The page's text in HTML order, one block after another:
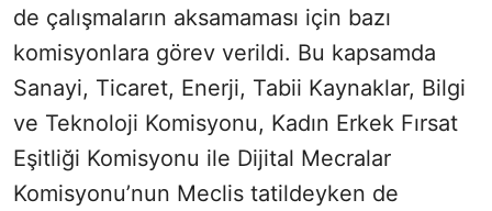
de çalışmaların aksamaması için bazı
komisyonlara görev verildi. Bu kapsamda
Sanayi, Ticaret, Enerji, Tabii Kaynaklar, Bilgi
ve Teknoloji Komisyonu, Kadın Erkek Fırsat
Eşitliği Komisyonu ile Dijital Mecralar
Komisyonu’nun Meclis tatildeyken de